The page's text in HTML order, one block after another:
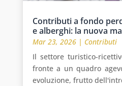
Contributi a fondo
e alberghi: la nuova
Mar 23, 2026| Contributi
Il settore turistico-
fronte a un quadro
evoluzione, frutto